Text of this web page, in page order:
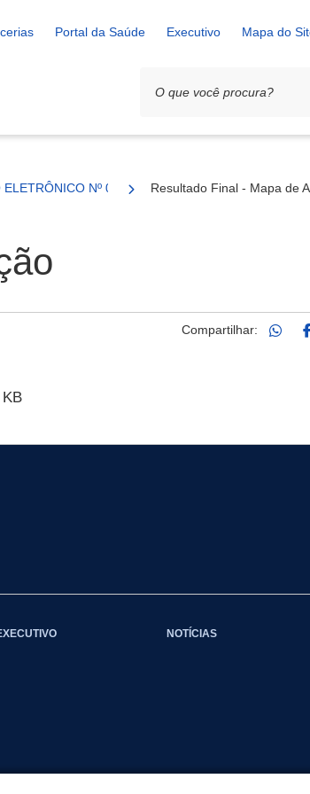
Portal da Saúde Executivo Mapa do
ELETRÔNICO Nº 010/2026Resultado Final - Mapa de
Compartilhar:
NOTÍCIAS